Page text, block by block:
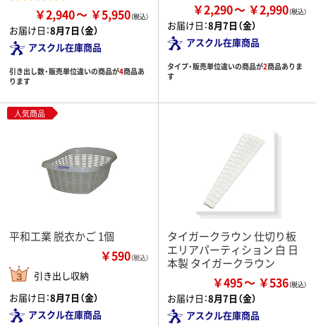
￥2,940 ￥5,950
お届け日：8月7日（金）
アスクル在庫商品
引き出し数・販売単位違いの商品が4商品あ
ります
￥2,290 ￥2,990
お届け日：8月7日（金）
アスクル在庫商品
タイプ・販売単位違いの商品が2商品ありま
す
人気商品
平和工業 脱衣かご 1個
￥590（税込）
引き出し収納
お届け日：8月7日（金）
アスクル在庫商品
タイガークラウン 仕切り板
エリアパーティション 白 日
本製 タイガークラウン
￥495 ￥536
お届け日：8月7日（金）
アスクル在庫商品